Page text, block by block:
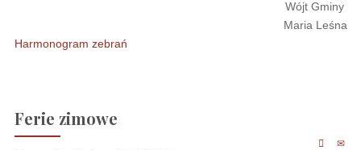
Wójt Gminy
Maria Leśna
Harmonogram zebrań
Ferie zimowe